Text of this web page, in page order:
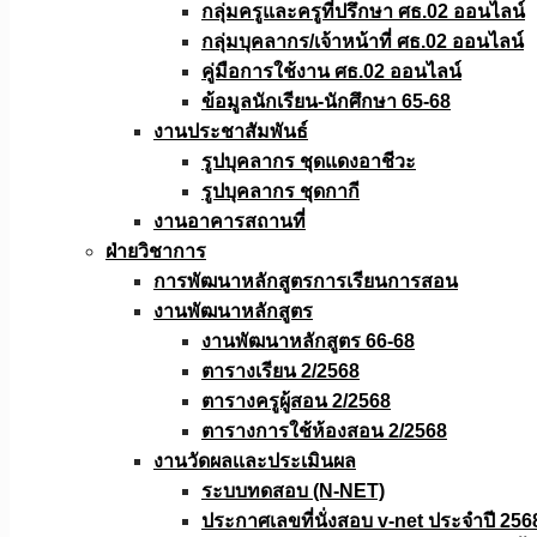
กลุ่มครูและครูที่ปรึกษา ศธ.02 ออนไลน์
กลุ่มบุคลากร/เจ้าหน้าที่ ศธ.02 ออนไลน์
คู่มือการใช้งาน ศธ.02 ออนไลน์
ข้อมูลนักเรียน-นักศึกษา 65-68
งานประชาสัมพันธ์
รูปบุคลากร ชุดแดงอาชีวะ
รูปบุคลากร ชุดกากี
งานอาคารสถานที่
ฝ่ายวิชาการ
การพัฒนาหลักสูตรการเรียนการสอน
งานพัฒนาหลักสูตร
งานพัฒนาหลักสูตร 66-68
ตารางเรียน 2/2568
ตารางครูผู้สอน 2/2568
ตารางการใช้ห้องสอน 2/2568
งานวัดผลเเละประเมินผล
ระบบทดสอบ (N-NET)
ประกาศเลขที่นั่งสอบ v-net ประจำปี